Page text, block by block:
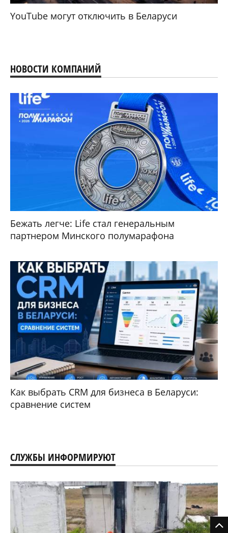
YouTube могут отключить в Беларуси
НОВОСТИ КОМПАНИЙ
Бежать легче: Life стал генеральным
партнером Минского полумарафона
Как выбрать CRM для бизнеса в Беларуси:
сравнение систем
СЛУЖБЫ ИНФОРМИРУЮТ